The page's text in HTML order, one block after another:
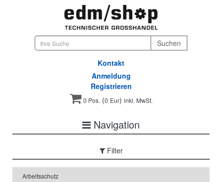
Kontakt
Anmeldung
Registrieren
0 Pos.(0 Eur) inkl. MwSt.
Navigation
Filter
Arbeitsschutz